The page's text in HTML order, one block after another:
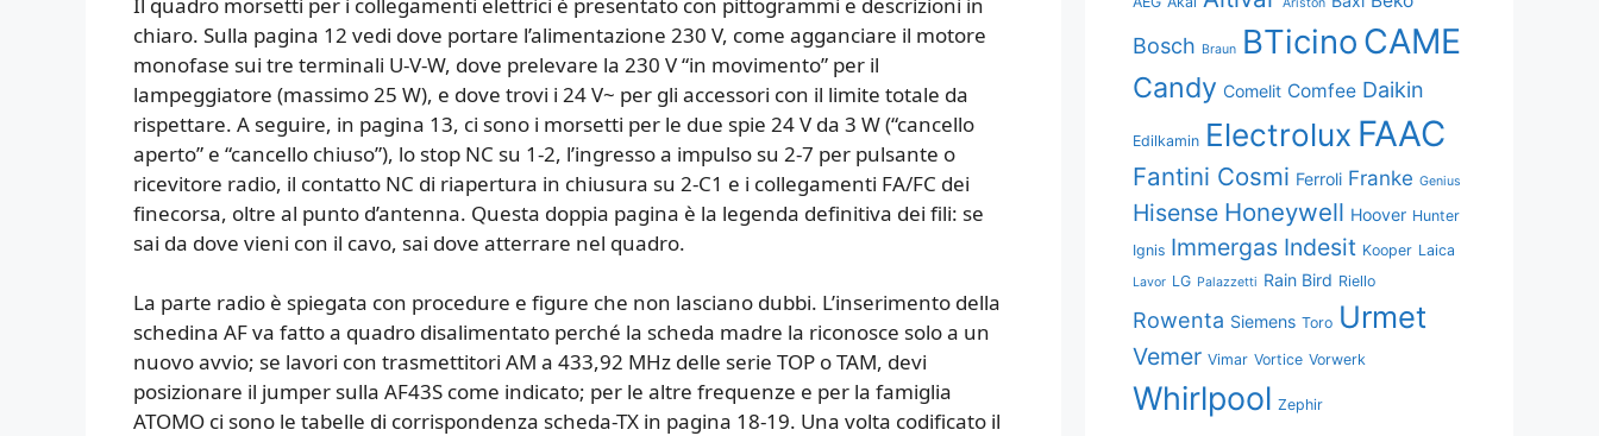
chiaro. Sulla pagina 12 vedi dove portare l’alimentazione 230 V, come agganciare il motore
monofase sui tre terminali U-V-W, dove prelevare la 230 V “in movimento” per il
lampeggiatore (massimo 25 W), e dove trovi i 24 V~ per gli accessori con il limite totale da
rispettare. A seguire, in pagina 13, ci sono i morsetti per le due spie 24 V da 3 W (“cancello
aperto” e “cancello chiuso”), lo stop NC su 1-2, l’ingresso a impulso su 2-7 per pulsante o
ricevitore radio, il contatto NC di riapertura in chiusura su 2-C1 e i collegamenti FA/FC dei
finecorsa, oltre al punto d’antenna. Questa doppia pagina è la legenda definitiva dei fili: se
sai da dove vieni con il cavo, sai dove atterrare nel quadro.
La parte radio è spiegata con procedure e figure che non lasciano dubbi. L’inserimento della
schedina AF va fatto a quadro disalimentato perché la scheda madre la riconosce solo a un
nuovo avvio; se lavori con trasmettitori AM a 433,92 MHz delle serie TOP o TAM, devi
posizionare il jumper sulla AF43S come indicato; per le altre frequenze e per la famiglia
ATOMO ci sono le tabelle di corrispondenza scheda-TX in pagina 18-19. Una volta codificato il
Bosch Braun BTicino CAME
Candy Comelit Comfee Daikin
Edilkamin Electrolux FAAC
Fantini Cosmi Ferroli Franke Genius
Hisense Honeywell Hoover Hunter
Ignis Immergas Indesit Kooper Laica
Lavor LG Palazzetti Rain Bird Riello
Rowenta Siemens Toro Urmet
Vemer Vimar Vortice Vorwerk
Whirlpool Zephir